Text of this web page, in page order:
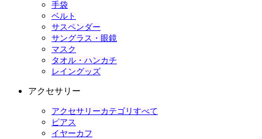
手袋
ベルト
サスペンダー
サングラス・眼鏡
マスク
タオル・ハンカチ
レイングッズ
アクセサリー
アクセサリーカテゴリすべて
ピアス
イヤーカフ